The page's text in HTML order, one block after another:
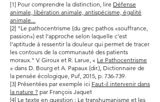
[1] Pour comprendre la distinction, lire Défense
animale, libération animale, antispécisme, égalité
animale...
[2] "Le pathocentrisme (du grec pathos «souffrance,
passion») est l’approche selon laquelle c’est
l’aptitude à ressentir la douleur qui permet de tracer
les contours de la communauté des patients
moraux." V. Giroux et R. Larue, « Le Pathocentrisme
» dans D. Bourg et A. Papaux (dir.), Dictionnaire de
la pensée écologique, Puf, 2015, p. 736-739.
[3] Présentées par exemple ici Faut-il intervenir dans
la nature ? par François Jaquet
[4] Le texte en question : Le transhumanisme et les